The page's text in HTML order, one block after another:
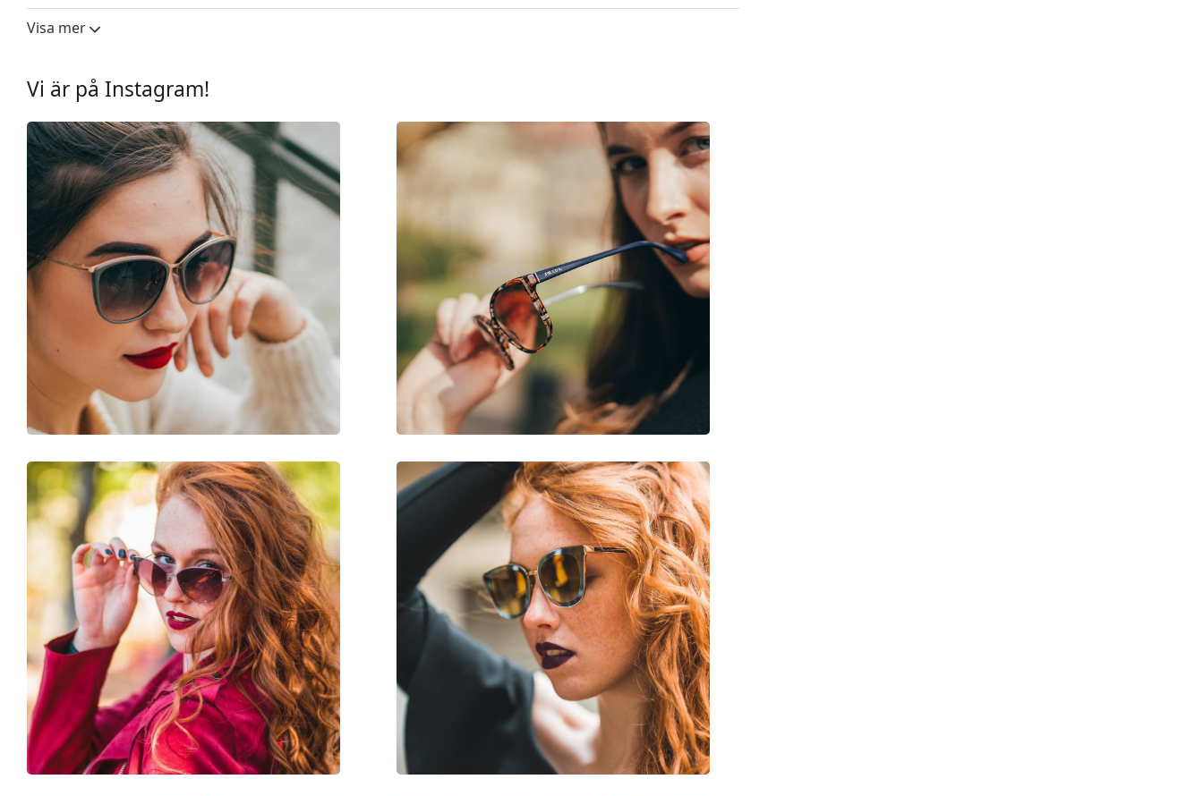
Linsbredd:
53 mm
UV-filter 400:
Båge
Bågform:
Cat Eye
Bågfärg:
Svart
Bågmaterial:
Plast
Storlek:
M
Bredd:
136 mm
Skalmlängd:
145 mm
Näsbryggans bredd:
16 mm
170 g
Justerbara näskuddar:
Nej
Fjädergångjärn:
Tillbehör
Putsduk:
Ja
Övrigt
Kön:
Dam
Kategori:
Solglasögon
Varumärke:
Saint Laurent
Användning:
Enligt mode
Kod:
SL 276 MICA 038 53
Visa mer
Vi är på Instagram!